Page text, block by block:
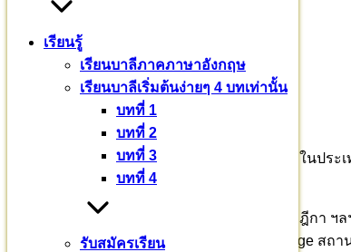
เรียนรู้
เรียนบาลีภาคภาษาอังกฤษ
เรียนบาลีเริ่มต้นง่ายๆ 4 บทเท่านั้น
บทที่ 1
บทที่ 2
บทที่ 3
บทที่ 4
รับสมัครเรียน
โครงการสร้าง
มหาวชิราลงกรณ
บาลีเถรวาทราชวิทยาลัย
ที่นี่ จะเป็นราชวิทยาลัยสำหรับสามเณรแห่งแรกในปร
ที่นี่ จะจัดการศึกษาบาลีพระไตรปิฎก อรรถกถา ฎีกา ฯ
สากล International Pali Siha Samanera College ส